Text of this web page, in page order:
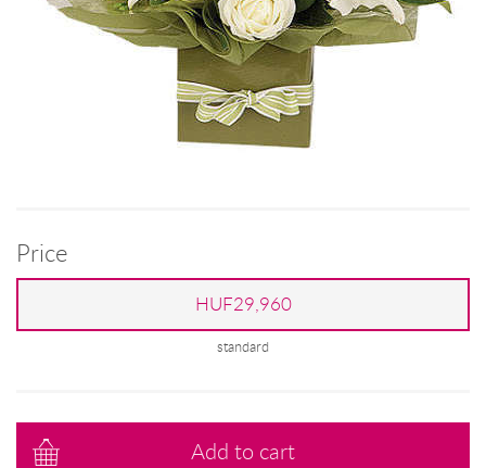
Price
HUF29,960
standard
Add to cart